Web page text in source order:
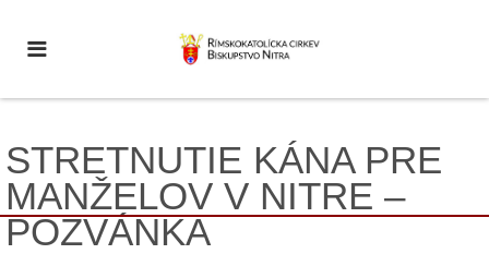
STRETNUTIE KÁNA PRE
MANŽELOV V NITRE –
POZVÁNKA